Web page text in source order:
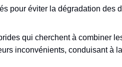
pour éviter la dégradation des
qui cherchent à combiner
inconvénients, conduisant à